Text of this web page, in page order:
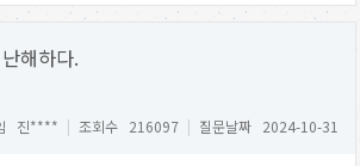
해하다.
진**** | 조회수 216097 | 질문날짜 2024-10-31